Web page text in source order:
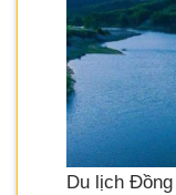
Du lịch Đồng